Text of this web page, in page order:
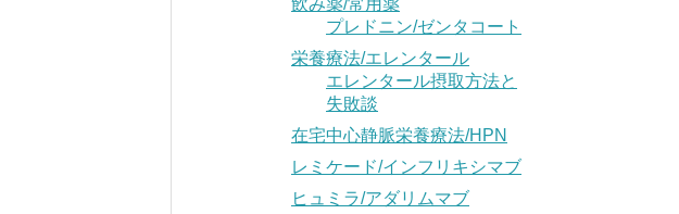
飲み薬/常用薬
プレドニン/ゼンタコート
栄養療法/エレンタール
エレンタール摂取方法と
失敗談
在宅中心静脈栄養療法/HPN
レミケード/インフリキシマブ
ヒュミラ/アダリムマブ